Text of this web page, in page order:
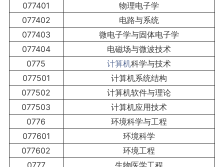
077401
物理电子学
077402
电路与系统
077403
微电子学与固体电子学
077404
电磁场与微波技术
0775
计算机科学与技术
077501
计算机系统结构
077502
计算机软件与理论
077503
计算机应用技术
0776
环境科学与工程
077601
环境科学
077602
环境工程